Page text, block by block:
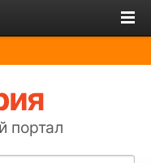
портал